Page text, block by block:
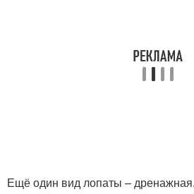
Ещё один вид лопаты –